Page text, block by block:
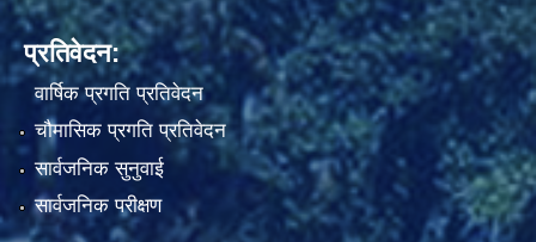
प्रतिवेदन:
वार्षिक प्रगति प्रतिवेदन
चौमासिक प्रगति प्रतिवेदन
सार्वजनिक सुनुवाई
सार्वजनिक परीक्षण